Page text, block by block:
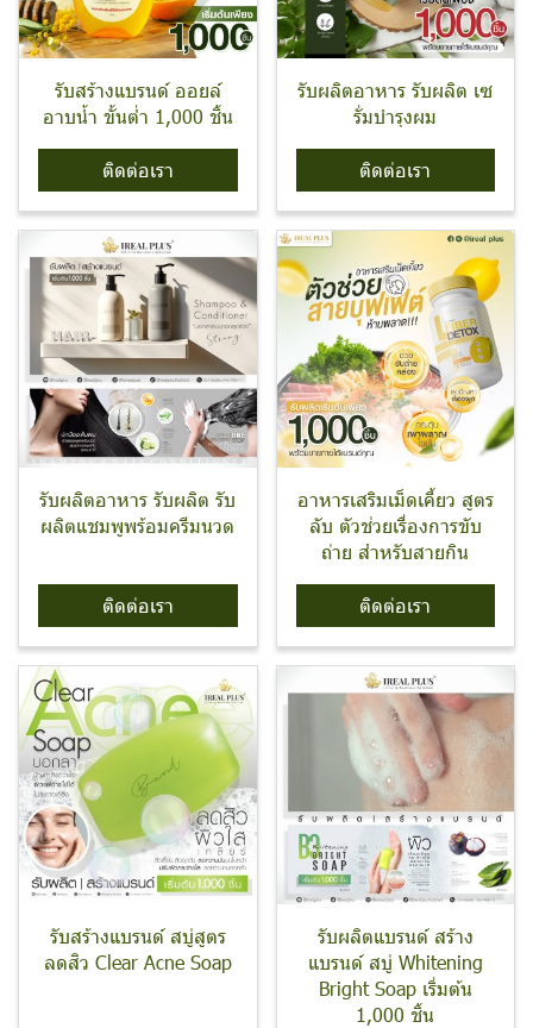
รับสร้างแบรนด์ ออยล์
อาบน้ำ ขั้นต่ำ 1,000 ชิ้น
ติดต่อเรา
รับผลิตอาหาร รับผลิต เซ
รั่มบำรุงผม
ติดต่อเรา
รับผลิตอาหาร รับผลิต รับ
ผลิตแชมพูพร้อมครีมนวด
ติดต่อเรา
อาหารเสริมเม็ดเคี้ยว สูตร
ลับ ตัวช่วยเรื่องการขับ
ถ่าย สำหรับสายกิน
ติดต่อเรา
รับสร้างแบรนด์ สบู่สูตร
ลดสิว Clear Acne Soap
รับผลิตแบรนด์ สร้าง
แบรนด์ สบู่ Whitening
Bright Soap เริ่มต้น
1,000 ชิ้น